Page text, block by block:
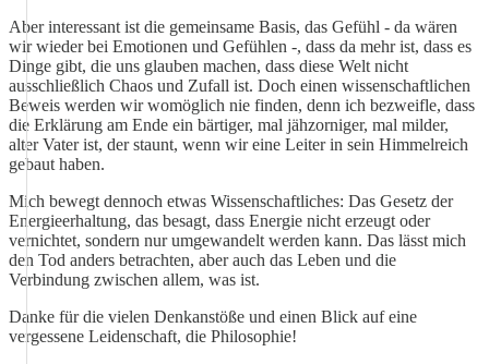
Aber interessant ist die gemeinsame Basis, das Gefühl - da wären
wir wieder bei Emotionen und Gefühlen -, dass da mehr ist, dass es
Dinge gibt, die uns glauben machen, dass diese Welt nicht
ausschließlich Chaos und Zufall ist. Doch einen wissenschaftlichen
Beweis werden wir womöglich nie finden, denn ich bezweifle, dass
die Erklärung am Ende ein bärtiger, mal jähzorniger, mal milder,
alter Vater ist, der staunt, wenn wir eine Leiter in sein Himmelreich
gebaut haben.
Mich bewegt dennoch etwas Wissenschaftliches: Das Gesetz der
Energieerhaltung, das besagt, dass Energie nicht erzeugt oder
vernichtet, sondern nur umgewandelt werden kann. Das lässt mich
den Tod anders betrachten, aber auch das Leben und die
Verbindung zwischen allem, was ist.
Danke für die vielen Denkanstöße und einen Blick auf eine
vergessene Leidenschaft, die Philosophie!